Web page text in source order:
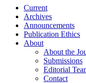
Current
Archives
Announcements
Publication Ethics
About
About the
Submissions
Editorial
Contact